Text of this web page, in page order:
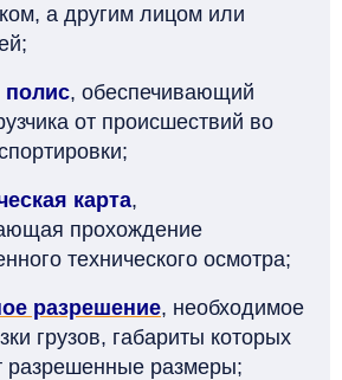
а другим лицом или
полис, обеспечивающий
от происшествий во
карта,
прохождение
технического осмотра;
разрешение, необходимое
грузов, габариты которых
размеры;